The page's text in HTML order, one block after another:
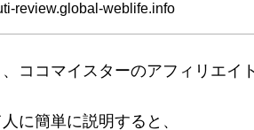
review.global-weblife.info
ココマイスターのアフィリエイ
に簡単に説明すると、